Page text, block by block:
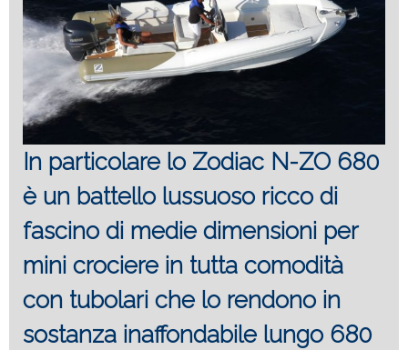
In particolare lo Zodiac N-ZO 680
è un battello lussuoso ricco di
fascino di medie dimensioni per
mini crociere in tutta comodità
con tubolari che lo rendono in
sostanza inaffondabile lungo 680